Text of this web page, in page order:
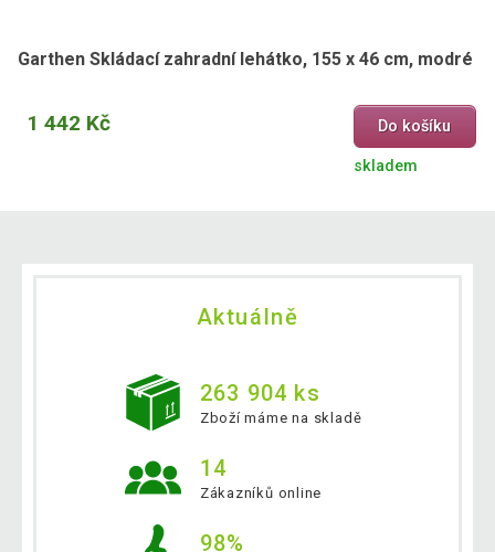
Garthen Skládací zahradní lehátko, 155 x 46 cm, modré
1 442 Kč Do košíku
skladem
Aktuálně
263 904 ks
Zboží máme na skladě
14
Zákazníků online
98%